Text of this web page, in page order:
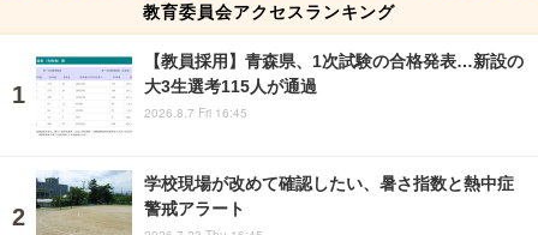
教育委員会アクセスランキング
【教員採用】青森県、1次試験の合格発表…新設の
大3生選考115人が通過
2026.8.7 Fri 16:45
学校現場が改めて確認したい、暑さ指数と熱中症
警戒アラート